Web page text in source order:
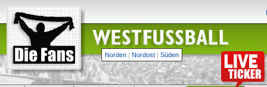
Norden | Nordost | Süden